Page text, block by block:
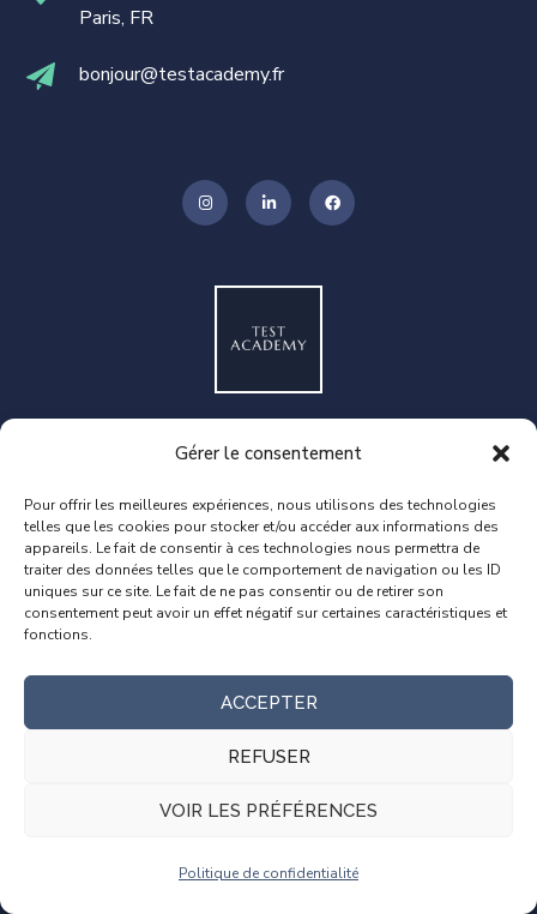
Gérer le consentement
Pour offrir les meilleures expériences, nous utilisons des technologies
telles que les cookies pour stocker et/ou accéder aux informations des
appareils. Le fait de consentir à ces technologies nous permettra de
traiter des données telles que le comportement de navigation ou les ID
uniques sur ce site. Le fait de ne pas consentir ou de retirer son
consentement peut avoir un effet négatif sur certaines caractéristiques et
fonctions.
ACCEPTER
REFUSER
VOIR LES PRÉFÉRENCES
Politique de confidentialité
Paris, FR
bonjour@testacademy.fr
En connectant les étudiants aux meilleurs formateurs,
vos rêves.
DERNIERS ARTICLES
S’il faut en choisir un seul, quel outil
d’automatisation des tests sélectionner?